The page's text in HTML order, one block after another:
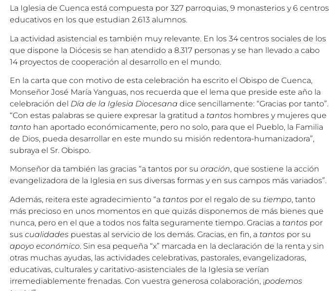
La Iglesia de Cuenca está compuesta por 327 parroquias, 9 monasterios y 6 centros
educativos en los que estudian 2.613 alumnos.
La actividad asistencial es también muy relevante. En los 34 centros sociales de los
que dispone la Diócesis se han atendido a 8.317 personas y se han llevado a cabo
14 proyectos de cooperación al desarrollo en el mundo.
En la carta que con motivo de esta celebración ha escrito el Obispo de Cuenca,
Monseñor José María Yanguas, nos recuerda que el lema que preside este año la
celebración del Día de la Iglesia Diocesana dice sencillamente: “Gracias por tanto”.
“Con estas palabras se quiere expresar la gratitud a tantos hombres y mujeres que
tanto han aportado económicamente, pero no solo, para que el Pueblo, la Familia
de Dios, pueda desarrollar en este mundo su misión redentora-humanizadora”,
subraya el Sr. Obispo.
Monseñor da también las gracias “a tantos por su oración, que sostiene la acción
evangelizadora de la Iglesia en sus diversas formas y en sus campos más variados”.
Además, reitera este agradecimiento “a tantos por el regalo de su tiempo, tanto
más precioso en unos momentos en que quizás disponemos de más bienes que
nunca, pero en el que a todos nos falta seguramente tiempo. Gracias a tantos por
sus cualidades puestas al servicio de los demás. Gracias, en fin, a tantos por su
apoyo económico. Sin esa pequeña “x” marcada en la declaración de la renta y sin
otras muchas ayudas, las actividades celebrativas, pastorales, evangelizadoras,
educativas, culturales y caritativo-asistenciales de la Iglesia se verían
irremediablemente frenadas. Con vuestra generosa colaboración, ¡podemos